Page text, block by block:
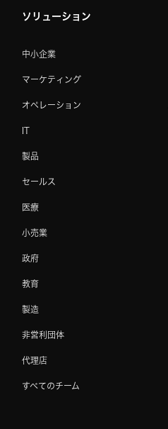
ソリューション
中小企業
マーケティング
オペレーション
製品
セールス
医療
小売業
政府
教育
製造
非営利団体
代理店
すべてのチーム